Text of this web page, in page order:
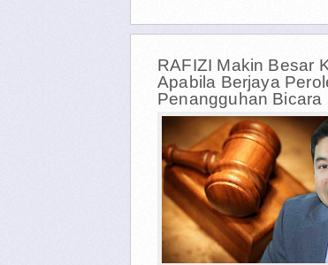
RAFIZI Makin Besar
Apabila Berjaya
Penangguhan Bicara